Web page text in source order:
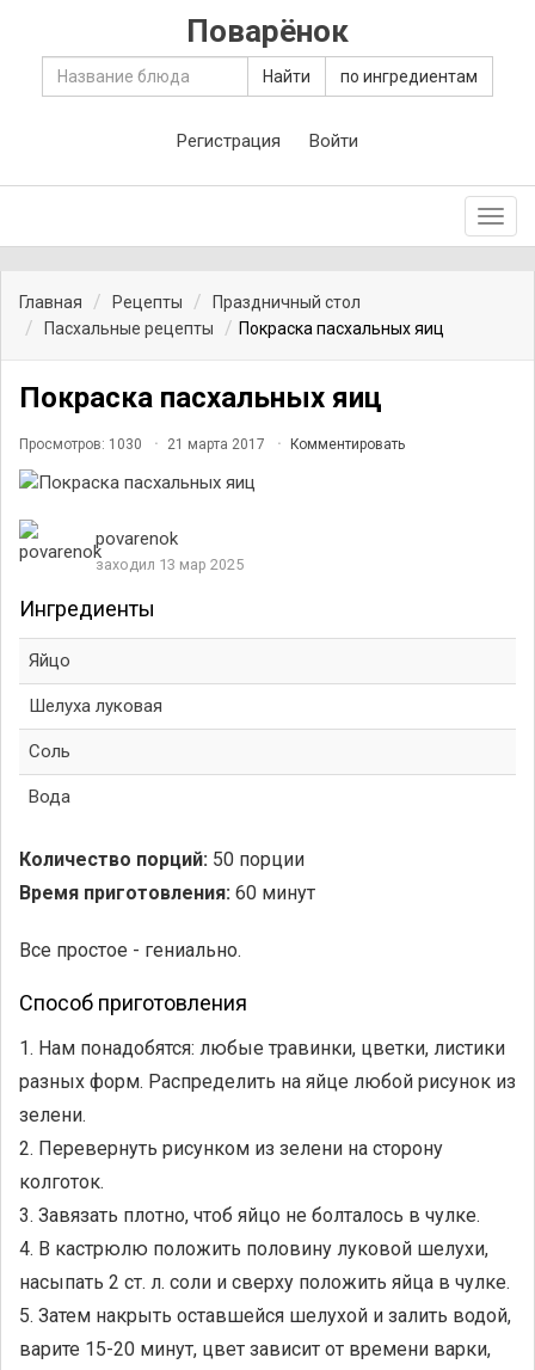
Поварёнок
Найти по ингредиентам
Регистрация Войти
Главная Рецепты
Праздничный стол
Пасхальные рецепты
Покраска пасхальных яиц
Покраска пасхальных яиц
Просмотров: 1030 21 марта 2017 Комментировать
povarenok
заходил 13 мар 2025
Ингредиенты
Яйцо
Шелуха луковая
Соль
Вода
Количество порций: 50 порции
Время приготовления: 60 минут
Все простое - гениально.
Способ приготовления
1. Нам понадобятся: любые травинки, цветки, листики
разных форм. Распределить на яйце любой рисунок из
зелени.
2. Перевернуть рисунком из зелени на сторону
колготок.
3. Завязать плотно, чтоб яйцо не болталось в чулке.
4. В кастрюлю положить половину луковой шелухи,
насыпать 2 ст. л. соли и сверху положить яйца в чулке.
5. Затем накрыть оставшейся шелухой и залить водой,
варите 15-20 минут, цвет зависит от времени варки,